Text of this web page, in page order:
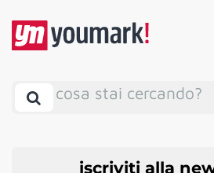
cosa stai cercando?
iscriviti alla